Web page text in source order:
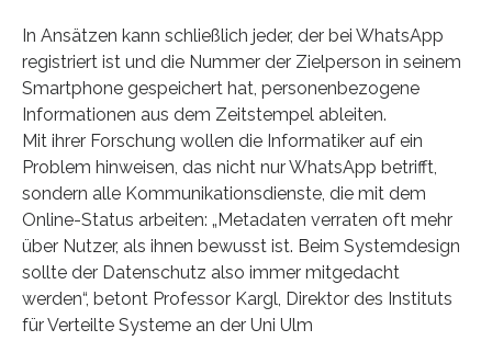
In Ansätzen kann schließlich jeder, der bei WhatsApp
registriert ist und die Nummer der Zielperson in seinem
Smartphone gespeichert hat, personenbezogene
Informationen aus dem Zeitstempel ableiten.
Mit ihrer Forschung wollen die Informatiker auf ein
Problem hinweisen, das nicht nur WhatsApp betrifft,
sondern alle Kommunikationsdienste, die mit dem
Online-Status arbeiten: „Metadaten verraten oft mehr
über Nutzer, als ihnen bewusst ist. Beim Systemdesign
sollte der Datenschutz also immer mitgedacht
werden“, betont Professor Kargl, Direktor des Instituts
für Verteilte Systeme an der Uni Ulm